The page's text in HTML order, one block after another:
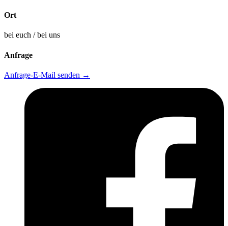
Ort
bei euch / bei uns
Anfrage
Anfrage-E-Mail senden →